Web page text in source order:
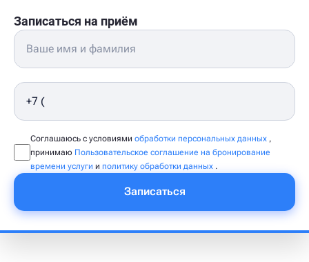
Записаться на приём
Соглашаюсь с условиями обработки персональных данных ,
принимаю Пользовательское соглашение на бронирование
времени услуги и политику обработки данных .
Записаться